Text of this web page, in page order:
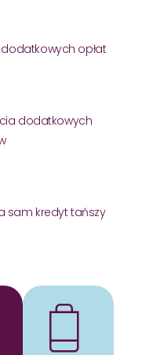
opłat
dodatkowych
sam kredyt tańszy